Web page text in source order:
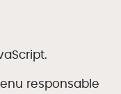
responsable